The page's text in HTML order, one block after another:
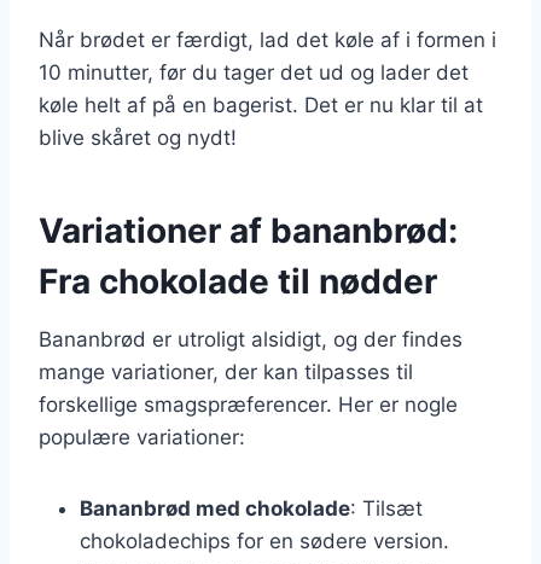
Når brødet er færdigt, lad det køle af i formen i
10 minutter, før du tager det ud og lader det
køle helt af på en bagerist. Det er nu klar til at
blive skåret og nydt!
Variationer af bananbrød:
Fra chokolade til nødder
Bananbrød er utroligt alsidigt, og der findes
mange variationer, der kan tilpasses til
forskellige smagspræferencer. Her er nogle
populære variationer:
Bananbrød med chokolade: Tilsæt
chokoladechips for en sødere version.